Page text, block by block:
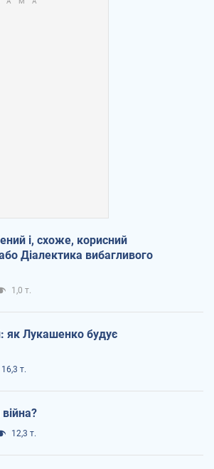
і, схоже, корисний
Діалектика вибагливого
1,0 т.
як Лукашенко будує
16,3 т.
12,3 т.